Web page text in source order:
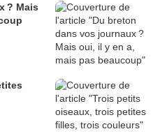
? Mais